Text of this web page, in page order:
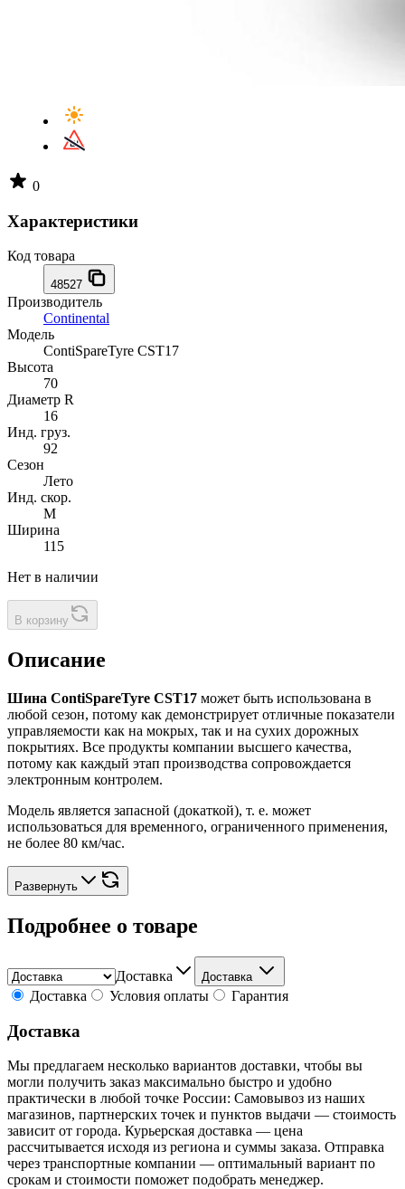
0
Характеристики
Код товара
48527
Производитель
Continental
Модель
ContiSpareTyre CST17
Высота
70
Диаметр R
16
Инд. груз.
92
Сезон
Лето
Инд. скор.
M
Ширина
115
Нет в наличии
В корзину
Описание
Шина ContiSpareTyre CST17 может быть использована в
любой сезон, потому как демонстрирует отличные показатели
управляемости как на мокрых, так и на сухих дорожных
покрытиях. Все продукты компании высшего качества,
потому как каждый этап производства сопровождается
электронным контролем.
Модель является запасной (докаткой), т. е. может
использоваться для временного, ограниченного применения,
не более 80 км/час.
Развернуть
Подробнее о товаре
Доставка Доставка
Доставка Условия оплаты Гарантия
Доставка
Мы предлагаем несколько вариантов доставки, чтобы вы
могли получить заказ максимально быстро и удобно
практически в любой точке России: Самовывоз из наших
магазинов, партнерских точек и пунктов выдачи — стоимость
зависит от города. Курьерская доставка — цена
рассчитывается исходя из региона и суммы заказа. Отправка
через транспортные компании — оптимальный вариант по
срокам и стоимости поможет подобрать менеджер.